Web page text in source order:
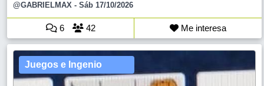
@GABRIELMAX - Sáb 17/10/2026
6 42 Me interesa
Juegos e Ingenio